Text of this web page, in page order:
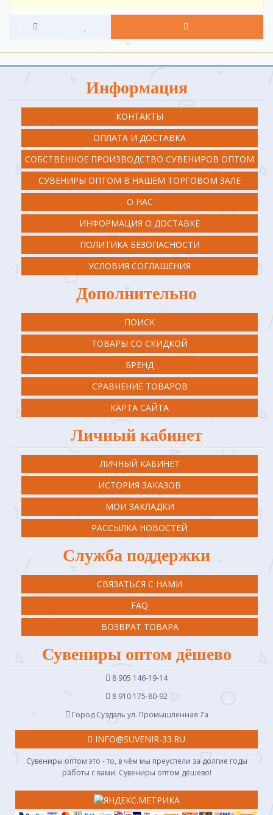
Информация
КОНТАКТЫ
ОПЛАТА И ДОСТАВКА
СОБСТВЕННОЕ ПРОИЗВОДСТВО СУВЕНИРОВ ОПТОМ
СУВЕНИРЫ ОПТОМ В НАШЕМ ТОРГОВОМ ЗАЛЕ
О НАС
ИНФОРМАЦИЯ О ДОСТАВКЕ
ПОЛИТИКА БЕЗОПАСНОСТИ
УСЛОВИЯ СОГЛАШЕНИЯ
Дополнительно
ПОИСК
ТОВАРЫ СО СКИДКОЙ
БРЕНД
СРАВНЕНИЕ ТОВАРОВ
КАРТА САЙТА
Личный кабинет
ЛИЧНЫЙ КАБИНЕТ
ИСТОРИЯ ЗАКАЗОВ
МОИ ЗАКЛАДКИ
РАССЫЛКА НОВОСТЕЙ
Служба поддержки
СВЯЗАТЬСЯ С НАМИ
FAQ
ВОЗВРАТ ТОВАРА
Сувениры оптом дёшево
8 905 146-19-14
8 910 175-80-92
Город Суздаль ул. Промышленная 7a
INFO@SUVENIR-33.RU
Сувениры оптом это - то, в чём мы преуспели за долгие годы
работы с вами. Сувениры оптом дёшево!